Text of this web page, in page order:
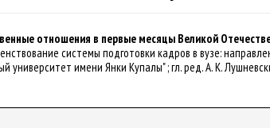
отношения в первые месяцы Великой
системы подготовки кадров в вузе:
университет имени Янки Купалы" ; гл. ред. А. К.